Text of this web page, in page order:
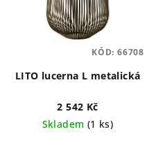
LITO lucerna L metalická
2 542 Kč
Skladem (1 ks)
KÓD: 66708